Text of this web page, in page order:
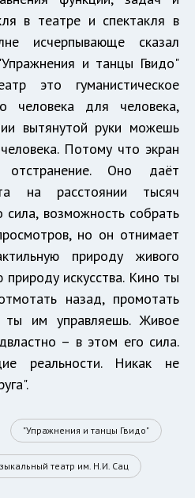
в театре и спектакля в
исчерпывающе сказал
и танцы Гвидо"
это гуманистическое
человека для человека,
вытянутой руки можешь
Потому что экран
Оно даёт
на расстоянии тысяч
сила, возможность собрать
но он отнимает
природу живого
искусства. Кино ты
назад, промотать
ты им управляешь. Живое
– в этом его сила.
реальности. Никак не
"Упражнения и танцы Гвидо"
театр им. Н.И. Сац